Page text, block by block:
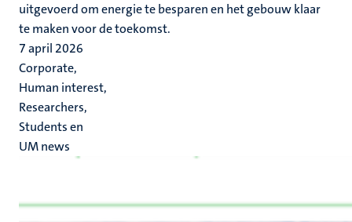
uitgevoerd om energie te besparen en het gebouw klaar
te maken voor de toekomst.
7 april 2026
Corporate,
Human interest,
Researchers,
Students en
UM news